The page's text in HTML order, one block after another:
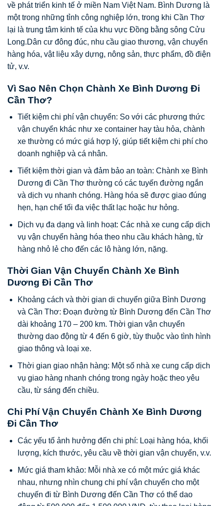
về phát triển kinh tế ở miền Nam Việt Nam. Bình Dương là
một trong những tỉnh công nghiệp lớn, trong khi Cần Thơ
lại là trung tâm kinh tế của khu vực Đồng bằng sông Cửu
Long.Dân cư đông đúc, nhu cầu giao thương, vận chuyển
hàng hóa, vật liệu xây dựng, nông sản, thực phẩm, đồ điện
tử, v.v.
Vì Sao Nên Chọn Chành Xe Bình Dương Đi
Cần Thơ?
Tiết kiệm chi phí vận chuyển: So với các phương thức
vận chuyển khác như xe container hay tàu hỏa, chành
xe thường có mức giá hợp lý, giúp tiết kiệm chi phí cho
doanh nghiệp và cá nhân.
Tiết kiệm thời gian và đảm bảo an toàn: Chành xe Bình
Dương đi Cần Thơ thường có các tuyến đường ngắn
và dịch vụ nhanh chóng. Hàng hóa sẽ được giao đúng
hẹn, hạn chế tối đa việc thất lạc hoặc hư hỏng.
Dịch vụ đa dạng và linh hoạt: Các nhà xe cung cấp dịch
vụ vận chuyển hàng hóa theo nhu cầu khách hàng, từ
hàng nhỏ lẻ cho đến các lô hàng lớn, nặng.
Thời Gian Vận Chuyển Chành Xe Bình
Dương Đi Cần Thơ
Khoảng cách và thời gian di chuyển giữa Bình Dương
và Cần Thơ: Đoạn đường từ Bình Dương đến Cần Thơ
dài khoảng 170 – 200 km. Thời gian vận chuyển
thường dao động từ 4 đến 6 giờ, tùy thuộc vào tình hình
giao thông và loại xe.
Thời gian giao nhận hàng: Một số nhà xe cung cấp dịch
vụ giao hàng nhanh chóng trong ngày hoặc theo yêu
cầu, từ sáng đến chiều.
Chi Phí Vận Chuyển Chành Xe Bình Dương
Đi Cần Thơ
Các yếu tố ảnh hưởng đến chi phí: Loại hàng hóa, khối
lượng, kích thước, yêu cầu về thời gian vận chuyển, v.v.
Mức giá tham khảo: Mỗi nhà xe có một mức giá khác
nhau, nhưng nhìn chung chi phí vận chuyển cho một
chuyến đi từ Bình Dương đến Cần Thơ có thể dao